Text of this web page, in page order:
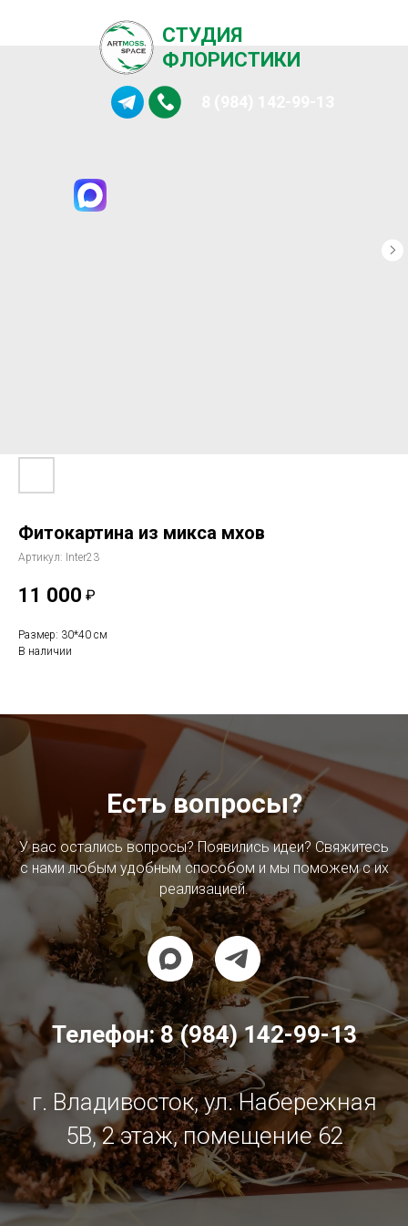
СТУДИЯ
ФЛОРИСТИКИ
Фитокартина из микса мхов
Артикул: Inter23
11 000 ₽
Размер: 30*40 см
В наличии
Есть вопросы?
У вас остались вопросы? Появились идеи? Свяжитесь
с нами любым удобным способом и мы поможем с их
реализацией.
Телефон:8 (984) 142-99-13
г. Владивосток, ул. Набережная
5В, 2 этаж, помещение 62